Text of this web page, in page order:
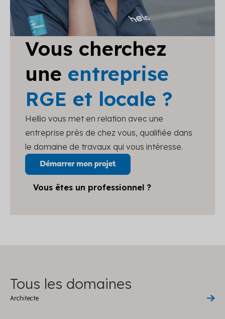
Vous cherchez
une entreprise
RGE et locale ?
Hellio vous met en relation avec une
entreprise près de chez vous, qualifiée dans
le domaine de travaux qui vous intéresse.
Vous êtes un professionnel ?
Tous les domaines
Architecte